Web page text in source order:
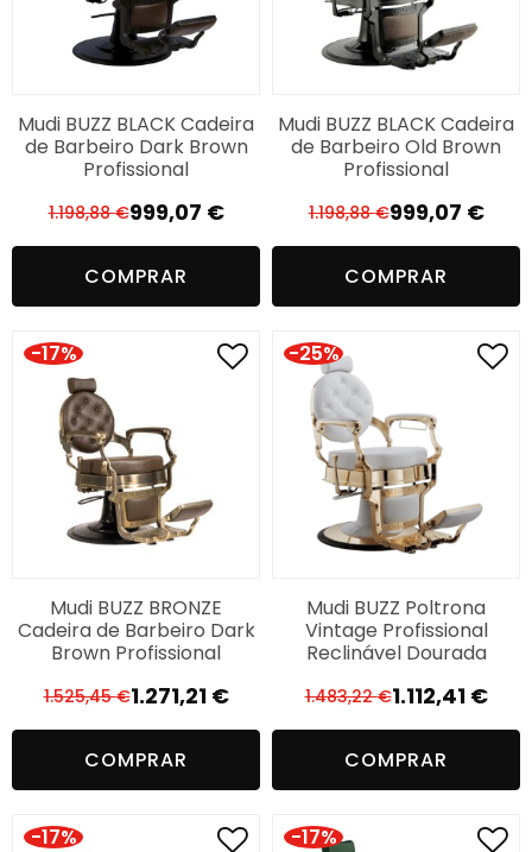
Mudi BUZZ BLACK Cadeira
de Barbeiro Dark Brown
Profissional
1.198,88€ O
preço
original
era:
1.198,88 €.
999,07 €
O
preço
atual
é:
999,07 €.
COMPRAR
Mudi BUZZ BLACK Cadeira
de Barbeiro Old Brown
Profissional
1.198,88€ O
preço
original
era:
1.198,88 €.
999,07 €
O
preço
atual
é:
999,07 €.
COMPRAR
-17%
Mudi BUZZ BRONZE
Cadeira de Barbeiro Dark
Brown Profissional
1.525,45€O
preço
original
era:
1.525,45 €.
1.271,21 €
O
preço
atual
é:
1.271,21 €.
COMPRAR
-25%
Mudi BUZZ Poltrona
Vintage Profissional
Reclinável Dourada
1.483,22€O
preço
original
era:
1.483,22 €.
1.112,41 €
O
preço
atual
é:
1.112,41 €.
COMPRAR
-17% -17%